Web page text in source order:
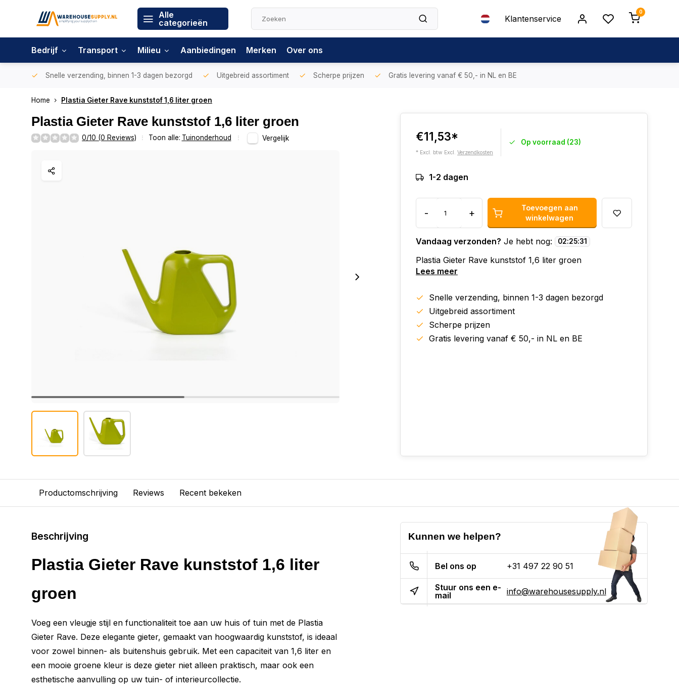
Alle
categorieën
Klantenservice
0
Bedrijf Transport Milieu Aanbiedingen Merken Over ons
Snelle verzending, binnen 1-3 dagen bezorgd Uitgebreid assortiment Scherpe prijzen Gratis levering vanaf € 50,- in NL en BE
Home Plastia Gieter Rave kunststof 1,6 liter groen
Plastia Gieter Rave kunststof 1,6 liter groen
0/10 (0 Reviews) Toon alle: Tuinonderhoud Vergelijk €11,53*
* Excl. btw Excl. Verzendkosten
Op voorraad (23)
1-2 dagen
- +
Toevoegen aan
winkelwagen
Vandaag verzonden? Je hebt nog: 02:25:31
Plastia Gieter Rave kunststof 1,6 liter groen
Lees meer
Snelle verzending, binnen 1-3 dagen bezorgd
Uitgebreid assortiment
Scherpe prijzen
Gratis levering vanaf € 50,- in NL en BE
Productomschrijving Reviews Recent bekeken
Beschrijving
Plastia Gieter Rave kunststof 1,6 liter
groen
Voeg een vleugje stijl en functionaliteit toe aan uw huis of tuin met de Plastia
Gieter Rave. Deze elegante gieter, gemaakt van hoogwaardig kunststof, is ideaal
voor zowel binnen- als buitenshuis gebruik. Met een capaciteit van 1,6 liter en
een mooie groene kleur is deze gieter niet alleen praktisch, maar ook een
esthetische aanvulling op uw tuin- of interieurcollectie.
Kunnen we helpen?
Bel ons op +31 497 22 90 51
Stuur ons een e-
mail
info@warehousesupply.nl